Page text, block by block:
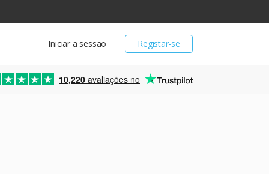
Registar-se
Iniciar a sessão
10,220 avaliações no